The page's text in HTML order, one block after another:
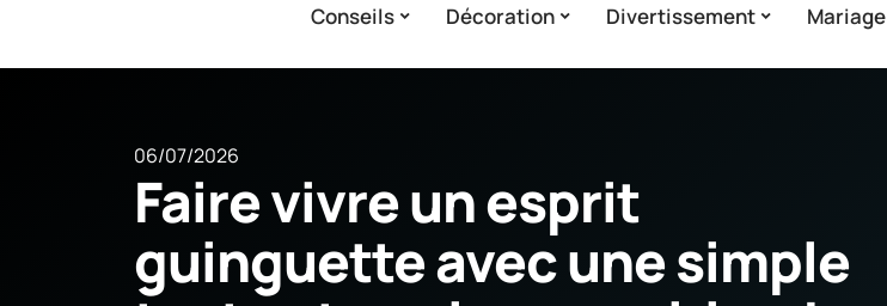
Conseils Décoration Divertissement Mariage
06/07/2026
Faire vivre un esprit
guinguette avec une simple